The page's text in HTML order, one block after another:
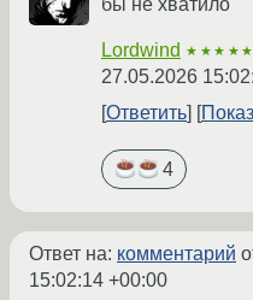
Lordwind ★★★★★
27.05.2026
Ответить
4
Ответ на: комментарий
15:02:14 +00:00